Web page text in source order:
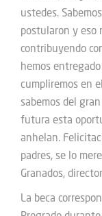
ustedes.
postularon y eso
contribuyendo
hemos
cumpliremos en
sabemos del
futura esta
anhelan.
padres, se lo
Granados,
La beca